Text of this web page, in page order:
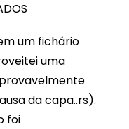
FICHÁRIO
–
TUTORIAL
um fichário
uma
da capa..rs).
foi